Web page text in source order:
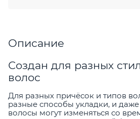
Описание
Создан для разных
волос
Для разных причёсок и типов
разные способы укладки, и
волосы могут изменяться со